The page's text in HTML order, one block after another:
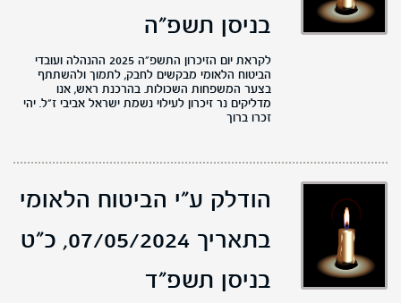
בניסן תשפ"ה
לקראת יום הזיכרון התשפ״ה 2025 ההנהלה ועובדי
הביטוח הלאומי מבקשים לחבק, לתמוך ולהשתתף
בצער המשפחות השכולות. בהרכנת ראש, אנו
מדליקים נר זיכרון לעילוי נשמת ישראל אביבי ז״ל. יהי
זכרו ברוך
הודלק ע"י הביטוח הלאומי
בתאריך 07/05/2024,
כ"ט
בניסן תשפ"ד